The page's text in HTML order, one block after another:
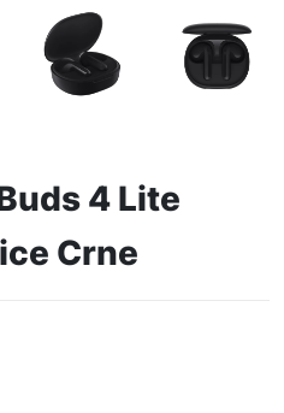
4 Lite
Crne